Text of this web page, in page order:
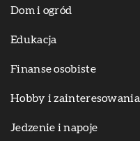
Dom i ogród
Edukacja
Finanse osobiste
Hobby i zainteresowania
Jedzenie i napoje